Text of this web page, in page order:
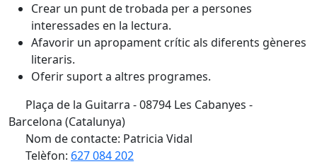
Crear un punt de trobada per a persones
interessades en la lectura.
Afavorir un apropament crític als diferents gèneres
literaris.
Oferir suport a altres programes.
Plaça de la Guitarra - 08794 Les Cabanyes -
Barcelona (Catalunya)
Nom de contacte: Patricia Vidal
Telèfon: 627 084 202